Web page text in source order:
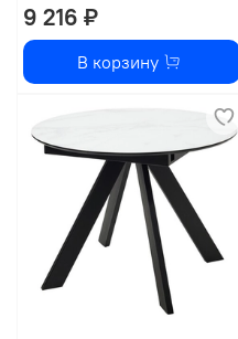
9 216 ₽
В корзину